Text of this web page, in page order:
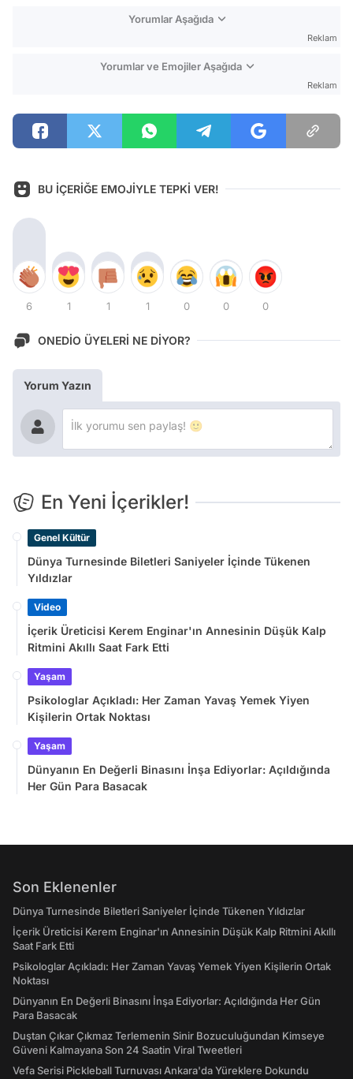
Yorumlar Aşağıda
Reklam
Yorumlar ve Emojiler Aşağıda
Reklam
BU İÇERİĞE EMOJİYLE TEPKİ VER!
6 1 1 1 0 0 0
ONEDİO ÜYELERİ NE DİYOR?
Yorum Yazın
En Yeni İçerikler!
Genel Kültür
Dünya Turnesinde Biletleri Saniyeler İçinde Tükenen
Yıldızlar
Video
İçerik Üreticisi Kerem Enginar'ın Annesinin Düşük Kalp
Ritmini Akıllı Saat Fark Etti
Yaşam
Psikologlar Açıkladı: Her Zaman Yavaş Yemek Yiyen
Kişilerin Ortak Noktası
Yaşam
Dünyanın En Değerli Binasını İnşa Ediyorlar: Açıldığında
Her Gün Para Basacak
Son Eklenenler
Dünya Turnesinde Biletleri Saniyeler İçinde Tükenen Yıldızlar
İçerik Üreticisi Kerem Enginar'ın Annesinin Düşük Kalp Ritmini Akıllı
Saat Fark Etti
Psikologlar Açıkladı: Her Zaman Yavaş Yemek Yiyen Kişilerin Ortak
Noktası
Dünyanın En Değerli Binasını İnşa Ediyorlar: Açıldığında Her Gün
Para Basacak
Duştan Çıkar Çıkmaz Terlemenin Sinir Bozuculuğundan Kimseye
Güveni Kalmayana Son 24 Saatin Viral Tweetleri
Vefa Serisi Pickleball Turnuvası Ankara'da Yüreklere Dokundu